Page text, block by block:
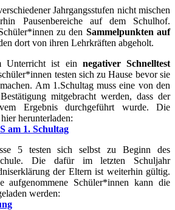
Jahrgangsstufen nicht mischen
Pausenbereiche auf dem Schulhof.
zu den Sammelpunkten auf
dort von ihren Lehrkräften abgeholt.
Unterricht ist ein negativer Schnelltest
testen sich zu Hause bevor sie
Am 1.Schultag muss eine von den
mitgebracht werden, dass der
Ergebnis durchgeführt wurde. Die
herunterladen:
am 1. Schultag
5 testen sich selbst zu Beginn des
Die dafür im letzten Schuljahr
der Eltern ist weiterhin gültig.
aufgenommene Schüler*innen kann die
werden: